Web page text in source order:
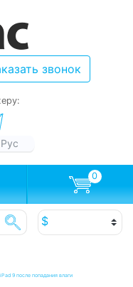
звонок
Рус
0
9 после попадания влаги